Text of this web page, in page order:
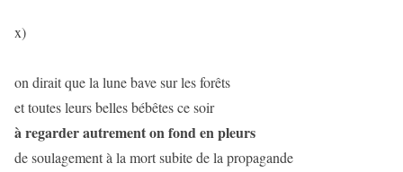
x)
on dirait que la lune bave sur les forêts
et toutes leurs belles bébêtes ce soir
à regarder autrement on fond en pleurs
de soulagement à la mort subite de la propagande